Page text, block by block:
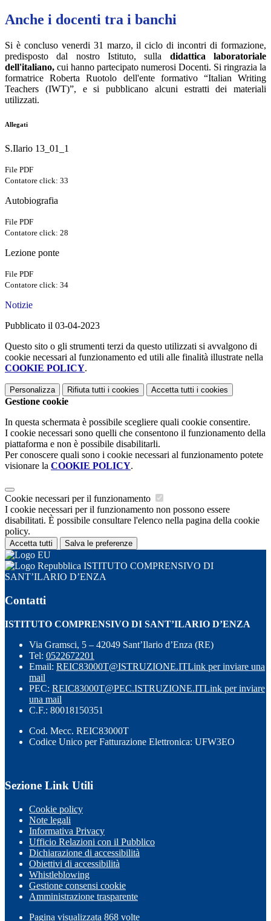
Anche i docenti tra i banchi
Si è concluso venerdi 31 marzo, il ciclo di incontri di formazione,
predisposto dal nostro Istituto,sulla didattica laboratoriale
dell'italiano, cui hanno partecipato numerosi Docenti. Si ringrazia la
formatrice Roberta Ruotolo dell'ente formativo “Italian Writing
Teachers (IWT)”, e si pubblicano alcuni estratti dei materiali
utilizzati.
Allegati
S.Ilario 13_01_1
File PDF
Contatore click: 33
Autobiografia
File PDF
Contatore click: 28
Lezione ponte
File PDF
Contatore click: 34
Notizie
Pubblicato il 03-04-2023
Questo sito o gli strumenti terzi da questo utilizzati si avvalgono di
cookie necessari al funzionamento ed utili alle finalità illustrate nella
COOKIE POLICY.
Personalizza Rifiuta tutti i cookies Accetta tutti i cookies
Gestione cookie
In questa schermata è possibile scegliere quali cookie consentire.
I cookie necessari sono quelli che consentono il funzionamento della
piattaforma e non è possibile disabilitarli.
Per conoscere quali sono i cookie necessari al funzionamento potete
visionare la COOKIE POLICY.
Cookie necessari per il funzionamento
I cookie necessari per il funzionamento non possono essere
disabilitati. È possibile consultare l'elenco nella pagina della cookie
policy.
Accetta tutti Salva le preferenze
ISTITUTO COMPRENSIVO DI
SANT’ILARIO D’ENZA
Contatti
ISTITUTO COMPRENSIVO DI SANT’ILARIO D’ENZA
Via Gramsci, 5 – 42049 Sant’Ilario d’Enza (RE)
Tel: 0522672201
Email: REIC83000T@ISTRUZIONE.ITLink per inviare una
mail
PEC: REIC83000T@PEC.ISTRUZIONE.ITLink per inviare
una mail
C.F.: 80018150351
Cod. Mecc. REIC83000T
Codice Unico per Fatturazione Elettronica: UFW3EO
Sezione Link Utili
Cookie policy
Note legali
Informativa Privacy
Ufficio Relazioni con il Pubblico
Dichiarazione di accessibilità
Obiettivi di accessibilità
Whistleblowing
Gestione consensi cookie
Amministrazione trasparente
Pagina visualizzata 868 volte